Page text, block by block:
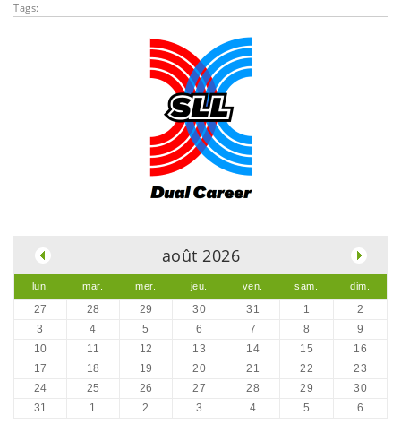
Tags:
août 2026
lun. mar. mer. jeu. ven. sam. dim.
27 28 29 30 31 1
2
3
4 5 6 7 8
9
10
11 12 13 14 15
16
17
18 19 20 21 22
23
24
25 26 27 28 29
30
31
1 2 3 4 5 6